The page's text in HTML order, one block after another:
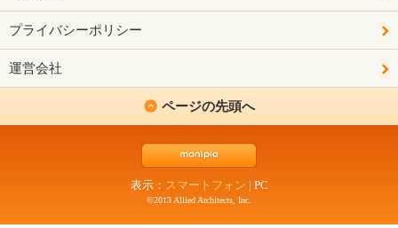
プライバシーポリシー
運営会社
ページの先頭へ
表示： スマートフォン | PC
©2013 Allied Architects, Inc.